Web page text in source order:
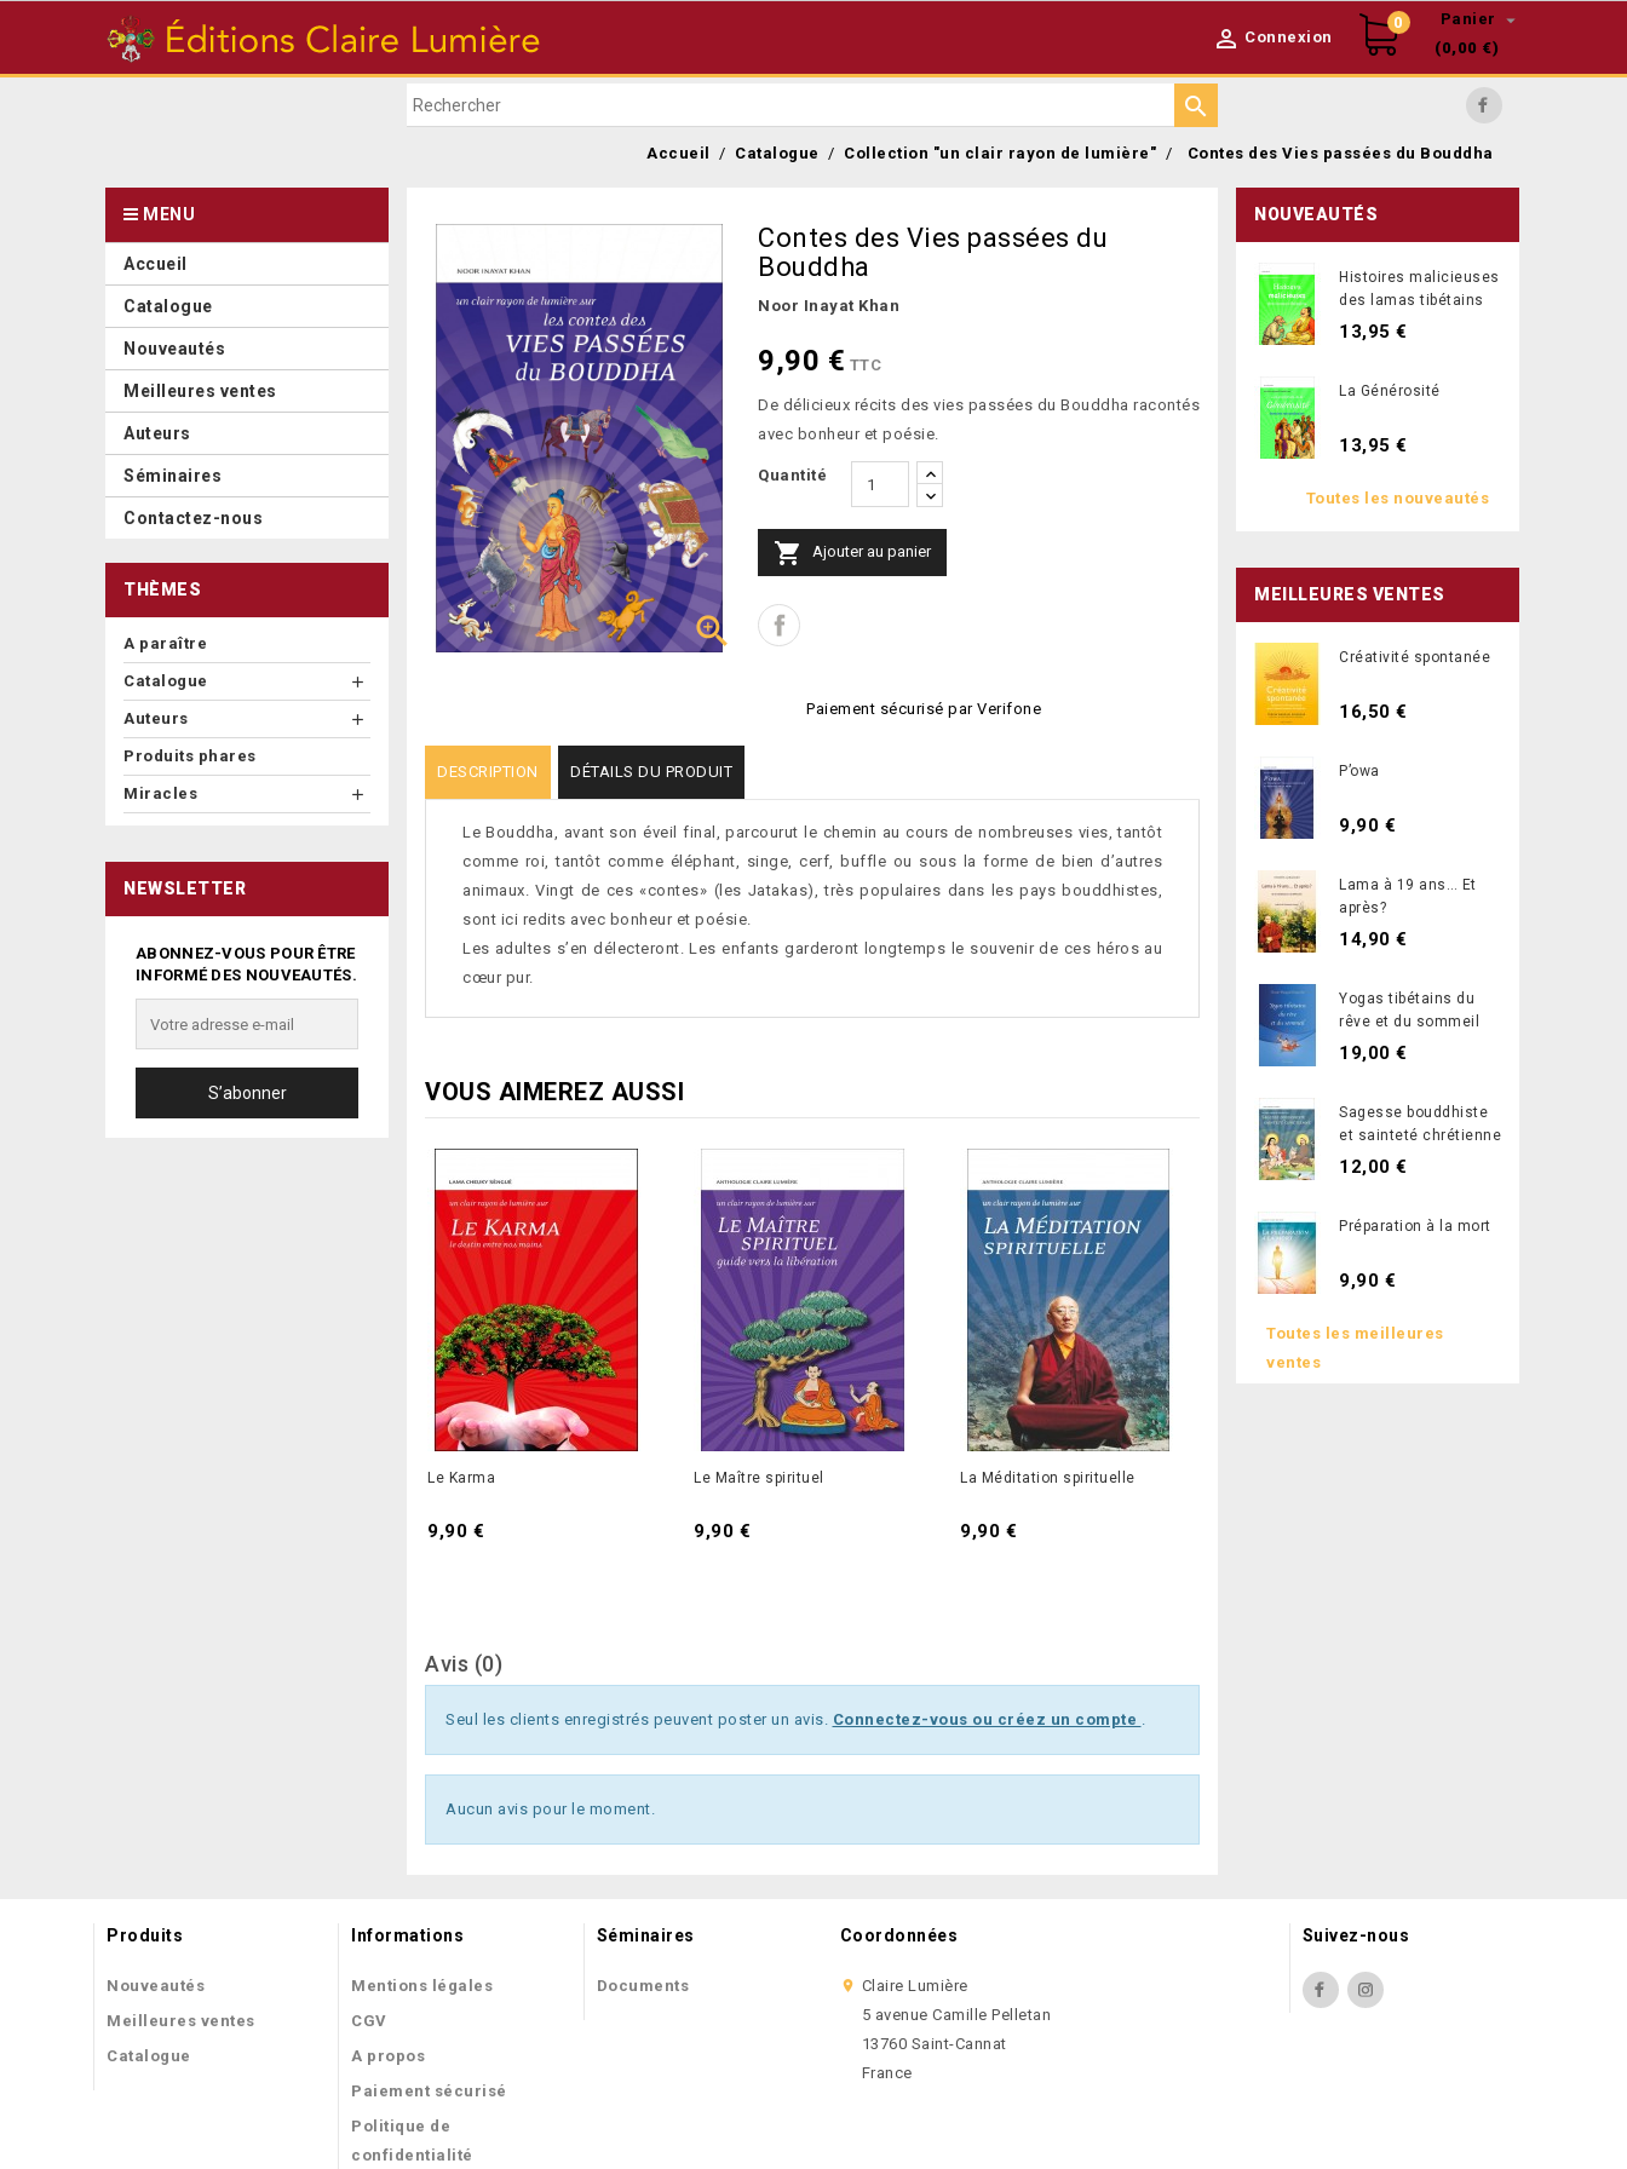
 Connexion
0 Panier 
(0,00 €)

Accueil Catalogue Collection "un clair rayon de lumière" Contes des Vies passées du Bouddha
MENU
Accueil
Catalogue
Nouveautés
Meilleures ventes
Auteurs
Séminaires
Contactez-nous
THÈMES
A paraître
Catalogue

Auteurs

Produits phares
Miracles 
NEWSLETTER
ABONNEZ-VOUS POUR ÊTRE
INFORMÉ DES NOUVEAUTÉS.

Contes des Vies passées du
Bouddha
Noor Inayat Khan
9,90 € TTC
De délicieux récits des vies passées du Bouddha racontés
avec bonheur et poésie.
Quantité
 Ajouter au panier
Paiement sécurisé par Verifone
DESCRIPTION DÉTAILS DU PRODUIT
Le Bouddha, avant son éveil final, parcourut le chemin au cours de nombreuses vies, tantôt
comme roi, tantôt comme éléphant, singe, cerf, buffle ou sous la forme de bien d’autres
animaux. Vingt de ces «contes» (les Jatakas), très populaires dans les pays bouddhistes,
sont ici redits avec bonheur et poésie.
Les adultes s’en délecteront. Les enfants garderont longtemps le souvenir de ces héros au
cœur pur.
VOUS AIMEREZ AUSSI
Le Karma
Prix
9,90 €
Le Maître spirituel
Prix
9,90 €
La Méditation spirituelle
Prix
9,90 €
Avis (0)
Seul les clients enregistrés peuvent poster un avis. Connectez-vous ou créez un compte
Aucun avis pour le moment.
NOUVEAUTÉS
Histoires malicieuses
des lamas tibétains
13,95 €
La Générosité
13,95 €
Toutes les nouveautés
MEILLEURES VENTES
Créativité spontanée
16,50 €
P’owa
9,90 €
Lama à 19 ans… Et
après?
14,90 €
Yogas tibétains du
rêve et du sommeil
19,00 €
Sagesse bouddhiste
et sainteté chrétienne
12,00 €
Préparation à la mort
9,90 €
Toutes les meilleures
ventes
Produits
Nouveautés
Meilleures ventes
Catalogue
Informations
Mentions légales
CGV
A propos
Paiement sécurisé
Politique de
confidentialité
Séminaires
Documents
Coordonnées
 Claire Lumière
5 avenue Camille Pelletan
13760 Saint-Cannat
France
Suivez-nous
Facebook